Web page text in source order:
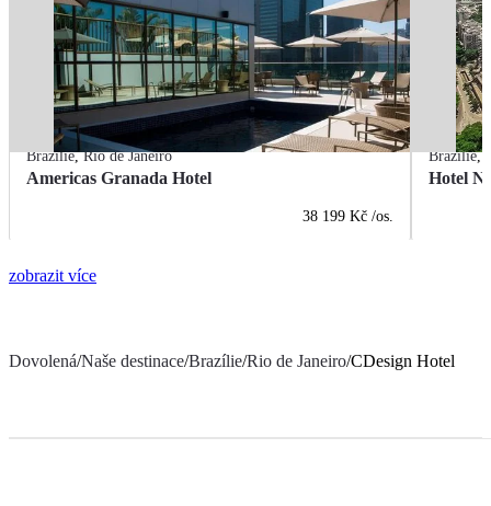
Brazílie,Rio de Janeiro
Americas Granada Hotel
38 199 Kč /os.
Brazílie,
Hotel
zobrazit více
Dovolená/Naše destinace/Brazílie/Rio de Janeiro/CDesign Hotel